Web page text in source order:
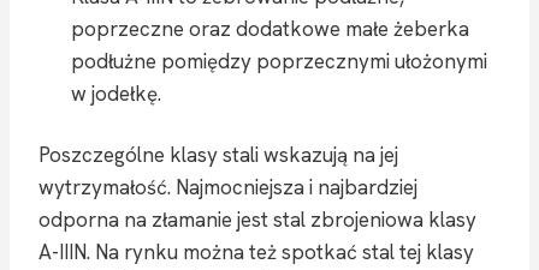
poprzeczne oraz dodatkowe małe żeberka
podłużne pomiędzy poprzecznymi ułożonymi
w jodełkę.
Poszczególne klasy stali wskazują na jej
wytrzymałość. Najmocniejsza i najbardziej
odporna na złamanie jest stal zbrojeniowa klasy
A-IIIN. Na rynku można też spotkać stal tej klasy